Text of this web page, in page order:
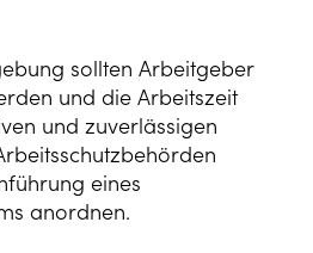
sollten Arbeitgeber
und die Arbeitszeit
und zuverlässigen
eines
anordnen.